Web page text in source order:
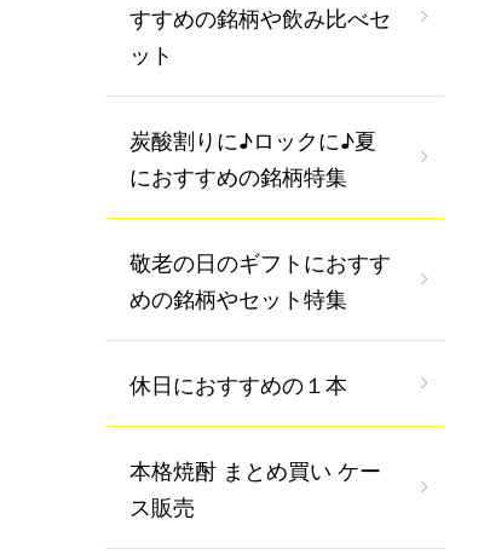
すすめの銘柄や飲み比べセ
ット
炭酸割りに♪ロックに♪夏
におすすめの銘柄特集
敬老の日のギフトにおすす
めの銘柄やセット特集
休日におすすめの１本
本格焼酎 まとめ買い ケー
ス販売